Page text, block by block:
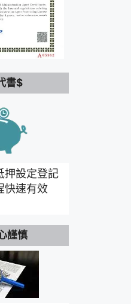
書$
押設定登記
快速有效
謹慎